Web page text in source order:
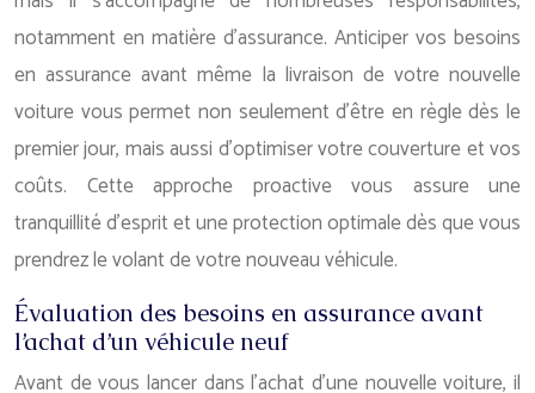
notamment en matière d’assurance. Anticiper vos besoins
en assurance avant même la livraison de votre nouvelle
voiture vous permet non seulement d’être en règle dès le
premier jour, mais aussi d’optimiser votre couverture et vos
coûts. Cette approche proactive vous assure une
tranquillité d’esprit et une protection optimale dès que vous
prendrez le volant de votre nouveau véhicule.
Évaluation des besoins en assurance avant
l’achat d’un véhicule neuf
Avant de vous lancer dans l’achat d’une nouvelle voiture, il